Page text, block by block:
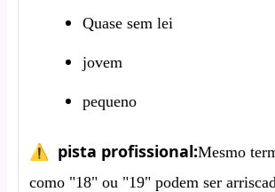
Quase sem lei
jovem
pequeno
⚠ ️ pista profissional:Mesmo
como "18" ou "19" podem ser